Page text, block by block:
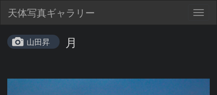
天体写真ギャラリー
山田昇 月